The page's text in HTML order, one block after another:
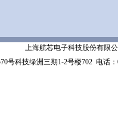
上海航芯电子科技股份有限公
号科技绿洲三期1-2号楼702 电话